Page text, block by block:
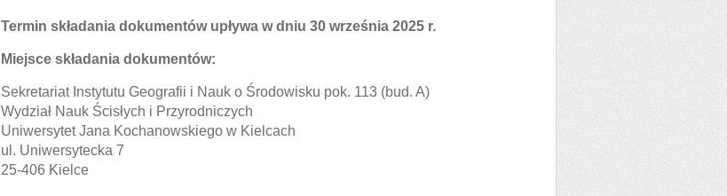
Termin składania dokumentów upływa wdniu 30 września 2025 r.
Miejsce składania dokumentów:
Sekretariat Instytutu Geografii i Nauk o Środowisku pok. 113 (bud. A)
Wydział Nauk Ścisłych i Przyrodniczych
Uniwersytet Jana Kochanowskiego w Kielcach
ul. Uniwersytecka 7
25-406 Kielce